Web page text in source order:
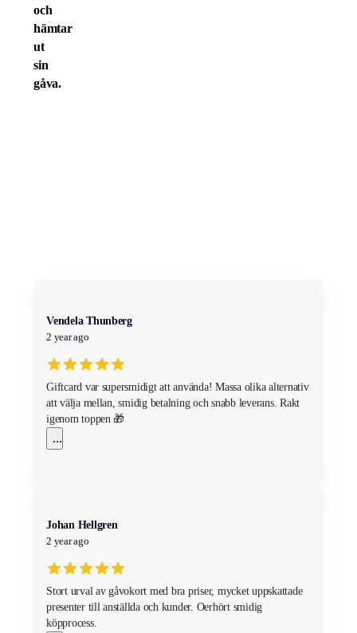
och
hämtar
ut
sin
gåva.
Vendela Thunberg
2 year ago
Giftcard var supersmidigt att använda! Massa olika alternativ
att välja mellan, smidig betalning och snabb leverans. Rakt
igenom toppen 🎁
...
Johan Hellgren
2 year ago
Stort urval av gåvokort med bra priser, mycket uppskattade
presenter till anställda och kunder. Oerhört smidig
köpprocess.